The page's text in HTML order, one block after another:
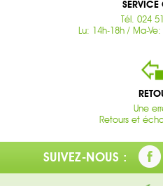
SERVICE
Tél. 024
Lu: 14h-18h / Ma-
Une
Retours et
SUIVEZ-NOUS :